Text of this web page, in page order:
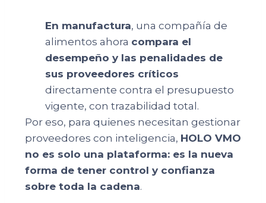
En manufactura, una compañía de
alimentos ahora compara el
desempeño y las penalidades de
sus proveedores críticos
directamente contra el presupuesto
vigente, con trazabilidad total.
Por eso, para quienes necesitan gestionar
proveedores con inteligencia, HOLO VMO
no es solo una plataforma: es la nueva
forma de tener control y confianza
sobre toda la cadena.